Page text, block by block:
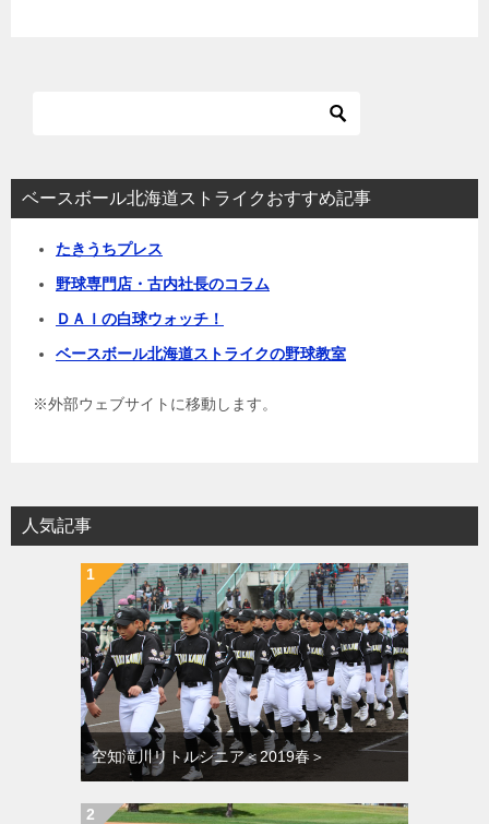
ベースボール北海道ストライクおすすめ記事
たきうちプレス
野球専門店・古内社長のコラム
ＤＡＩの白球ウォッチ！
ベースボール北海道ストライクの野球教室
※外部ウェブサイトに移動します。
人気記事
空知滝川リトルシニア＜2019春＞